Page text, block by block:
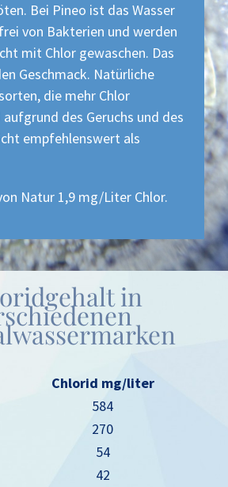
Bei Pineo ist das Wasser
von Bakterien und werden
mit Chlor gewaschen. Das
Geschmack. Natürliche
die mehr Chlor
des Geruchs und des
empfehlenswert als
Natur 1,9 mg/Liter Chlor.
in
Chlorid mg/liter
584
270
54
42